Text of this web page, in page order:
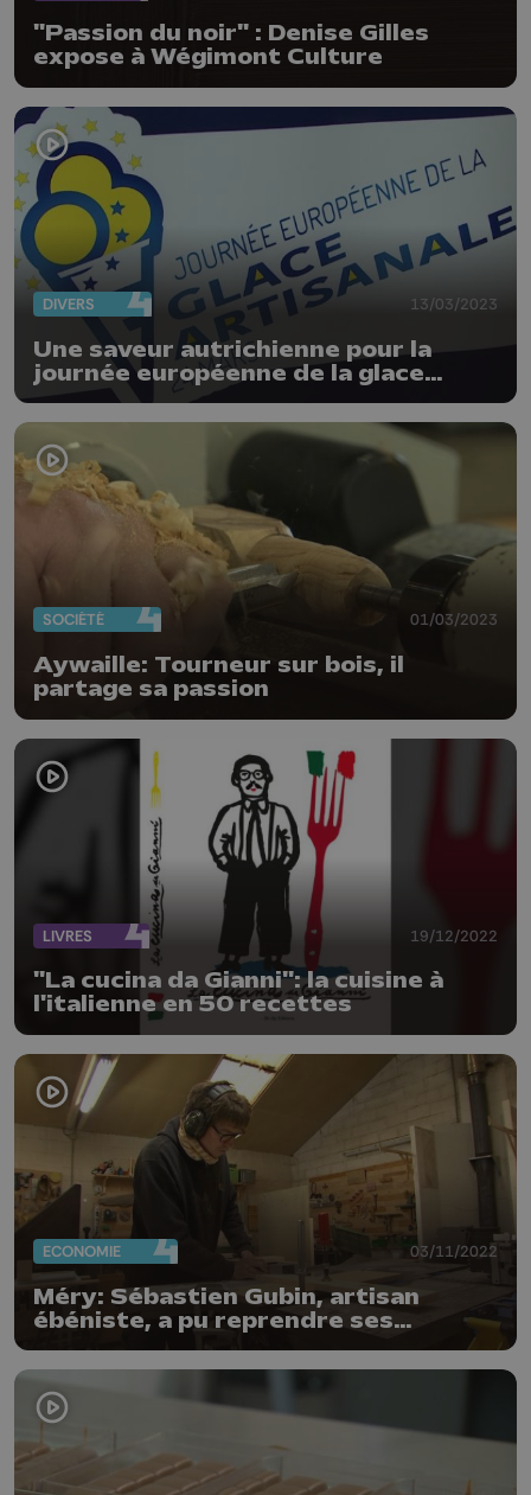
"Passion du noir" : Denise Gilles
expose à Wégimont Culture
DIVERS 13/03/2023
Une saveur autrichienne pour la
journée européenne de la glace
artisanale
SOCIÉTÉ 01/03/2023
Aywaille: Tourneur sur bois, il
partage sa passion
LIVRES 19/12/2022
"La cucina da Gianni": la cuisine à
l'italienne en 50 recettes
ECONOMIE 03/11/2022
Méry: Sébastien Gubin, artisan
ébéniste, a pu reprendre ses
activités